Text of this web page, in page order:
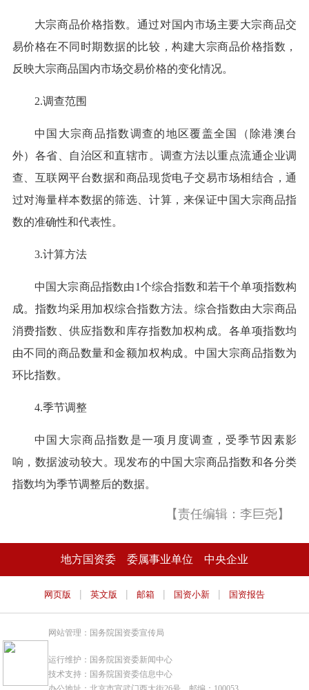
大宗商品价格指数。通过对国内市场主要大宗商品交
易价格在不同时期数据的比较，构建大宗商品价格指数，
反映大宗商品国内市场交易价格的变化情况。
2.调查范围
中国大宗商品指数调查的地区覆盖全国（除港澳台
外）各省、自治区和直辖市。调查方法以重点流通企业调
查、互联网平台数据和商品现货电子交易市场相结合，通
过对海量样本数据的筛选、计算，来保证中国大宗商品指
数的准确性和代表性。
3.计算方法
中国大宗商品指数由1个综合指数和若干个单项指数构
成。指数均采用加权综合指数方法。综合指数由大宗商品
消费指数、供应指数和库存指数加权构成。各单项指数均
由不同的商品数量和金额加权构成。中国大宗商品指数为
环比指数。
4.季节调整
中国大宗商品指数是一项月度调查，受季节因素影
响，数据波动较大。现发布的中国大宗商品指数和各分类
指数均为季节调整后的数据。
【责任编辑：李巨尧】
地方国资委 委属事业单位 中央企业
网页版 | 英文版 | 邮箱 | 国资小新 | 国资报告
网站管理：国务院国资委宣传局
运行维护：国务院国资委新闻中心
技术支持：国务院国资委信息中心